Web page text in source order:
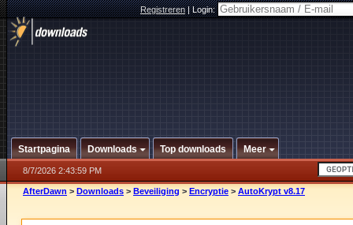
Registreren|Login:
Startpagina Downloads Top downloads Meer
8/7/2026 2:43:59 PM
AfterDawn > Downloads > Beveiliging > Encryptie > AutoKrypt v8.17